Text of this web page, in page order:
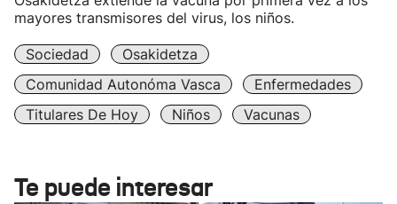
mayores transmisores del virus, los niños.
Sociedad
Osakidetza
Comunidad Autonóma Vasca
Enfermedades
Titulares De Hoy
Niños Vacunas
Te puede interesar